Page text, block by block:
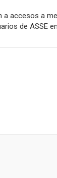
a accesos a
de ASSE